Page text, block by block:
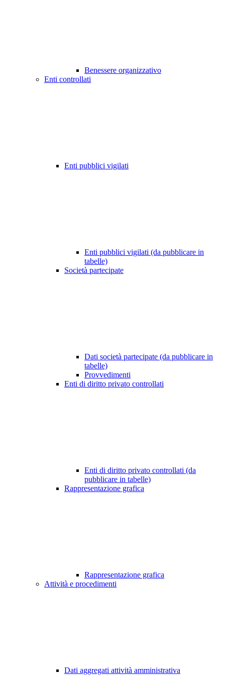
Benessere organizzativo
Enti controllati
Enti pubblici vigilati
Enti pubblici vigilati (da pubblicare in
tabelle)
Società partecipate
Dati società partecipate (da pubblicare in
tabelle)
Provvedimenti
Enti di diritto privato controllati
Enti di diritto privato controllati (da
pubblicare in tabelle)
Rappresentazione grafica
Rappresentazione grafica
Attività e procedimenti
Dati aggregati attività amministrativa